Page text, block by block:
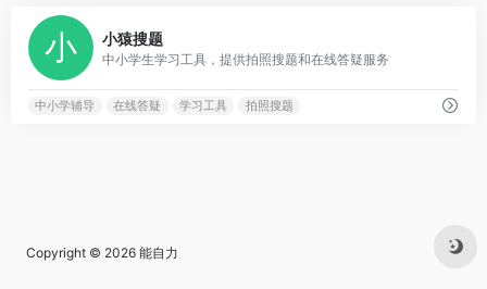
小猿搜题
中小学生学习工具，提供拍照搜题和在线答疑服务
中小学辅导 在线答疑 学习工具 拍照搜题
Copyright © 2026 能自力